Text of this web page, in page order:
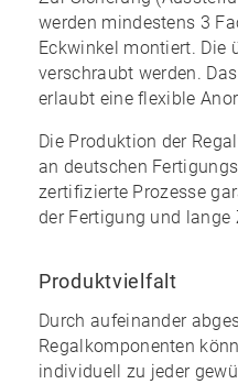
werden mindestens 3
Eckwinkel montiert. Die
verschraubt werden.
erlaubt eineflexible
Die Produktion der
an deutschen
zertifizierte Prozesse
der Fertigung und lange
Produktvielfalt
Durch aufeinander
Regalkomponenten
individuell zu jeder